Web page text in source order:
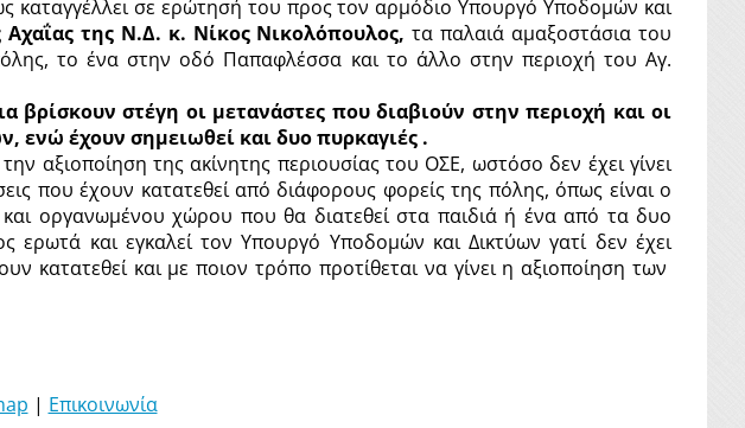
καταγγέλλει σε ερώτησή του προς τον αρμόδιο Υπουργό Υποδομών και
Αχαΐας της Ν.Δ. κ. Νίκος Νικολόπουλος, τα παλαιά αμαξοστάσια του
τοένα στην οδό Παπαφλέσσα και το άλλο στην περιοχή του Αγ.
βρίσκουν στέγη οι μετανάστες που διαβιούν στην περιοχή και οι
ενώ έχουν σημειωθεί και δυο πυρκαγιές .
αξιοποίηση της ακίνητης περιουσίας του ΟΣΕ, ωστόσο δεν έχει γίνει
που έχουν κατατεθεί από διάφορους φορείς της πόλης, όπως είναι ο
οργανωμένου χώρου που θα διατεθεί στα παιδιά ή ένα από τα δυο
και εγκαλεί τον Υπουργό Υποδομών και Δικτύων γατί δεν έχει
κατατεθεί και με ποιον τρόπο προτίθεται να γίνει η αξιοποίηση των
| Επικοινωνία